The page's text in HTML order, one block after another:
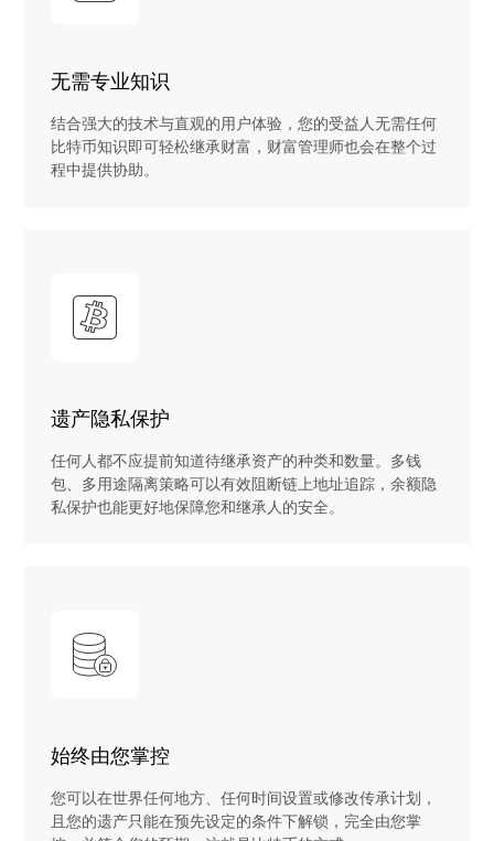
无需专业知识
结合强大的技术与直观的用户体验，您的受益人无需任何
比特币知识即可轻松继承财富，财富管理师也会在整个过
程中提供协助。
遗产隐私保护
任何人都不应提前知道待继承资产的种类和数量。多钱
包、多用途隔离策略可以有效阻断链上地址追踪，余额隐
私保护也能更好地保障您和继承人的安全。
始终由您掌控
您可以在世界任何地方、任何时间设置或修改传承计划，
且您的遗产只能在预先设定的条件下解锁，完全由您掌